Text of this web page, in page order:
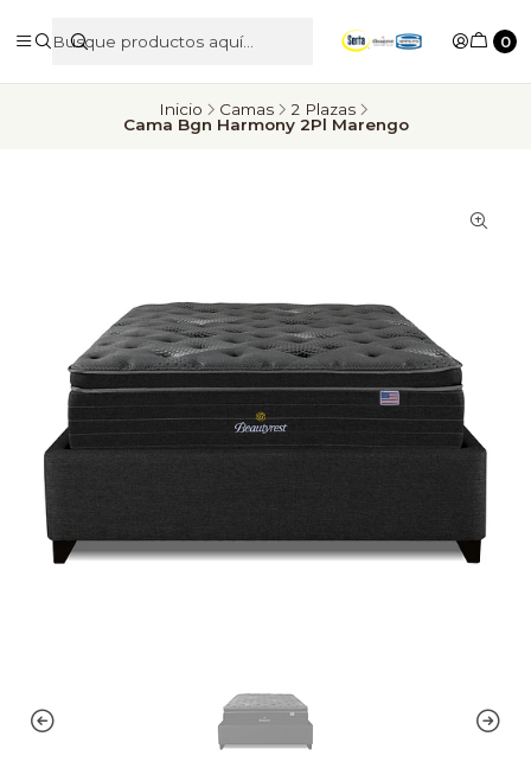
0
Inicio Camas
2 Plazas
Cama Bgn Harmony 2Pl Marengo